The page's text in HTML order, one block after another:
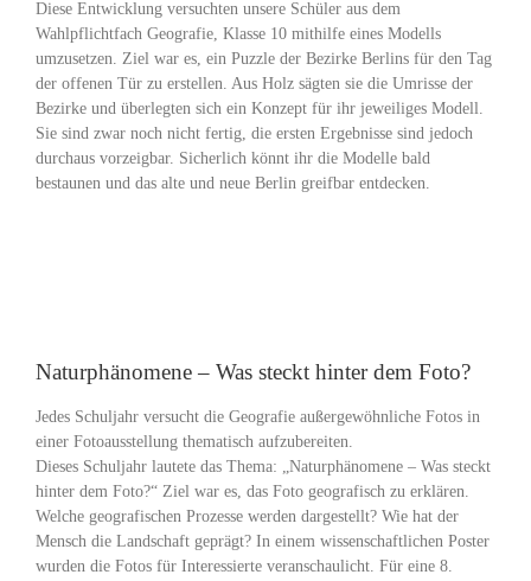
Diese Entwicklung versuchten unsere Schüler aus dem
Wahlpflichtfach Geografie, Klasse 10 mithilfe eines Modells
umzusetzen. Ziel war es, ein Puzzle der Bezirke Berlins für den Tag
der offenen Tür zu erstellen. Aus Holz sägten sie die Umrisse der
Bezirke und überlegten sich ein Konzept für ihr jeweiliges Modell.
Sie sind zwar noch nicht fertig, die ersten Ergebnisse sind jedoch
durchaus vorzeigbar. Sicherlich könnt ihr die Modelle bald
bestaunen und das alte und neue Berlin greifbar entdecken.
Naturphänomene – Was steckt hinter dem Foto?
Jedes Schuljahr versucht die Geografie außergewöhnliche Fotos in
einer Fotoausstellung thematisch aufzubereiten.
Dieses Schuljahr lautete das Thema: „Naturphänomene – Was steckt
hinter dem Foto?“ Ziel war es, das Foto geografisch zu erklären.
Welche geografischen Prozesse werden dargestellt? Wie hat der
Mensch die Landschaft geprägt? In einem wissenschaftlichen Poster
wurden die Fotos für Interessierte veranschaulicht. Für eine 8.